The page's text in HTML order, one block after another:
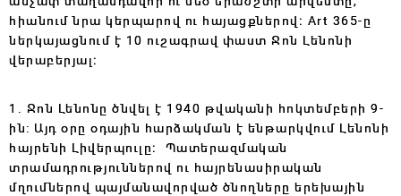
հիանում նրա կերպարով ու հայացքներով։ Art 365-ը
ներկայացնում է 10 ուշագրավ փաստ Ջոն Լենոնի
վերաբերյալ։
1. Ջոն Լենոնը ծնվել է 1940 թվականի հոկտեմբերի 9-
ին: Այդ օրը օդային հարձակման է ենթարկվում Լենոնի
հայրենի Լիվերպուլը։ Պատերազմական
տրամադրություններով ու հայրենասիրական
մղումներով պայմանավորված ծնողները երեխային